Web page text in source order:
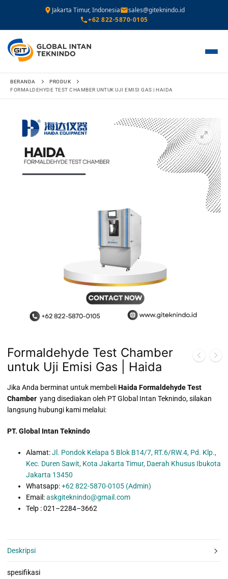
Jakarta Timur, Indonesia
sales@giteknindo.id
+62 822-5870-0105
Lompat
BERANDA
PRODUK
FORMALDEHYDE TEST CHAMBER UNTUK UJI EMISI GAS | HAIDA
🔍
Formaldehyde Test Chamber
untuk Uji Emisi Gas | Haida
Jika Anda berminat untuk membeliHaida Formaldehyde Test
Chamber yang disediakan oleh PT Global Intan Teknindo, silakan
langsung hubungi kami melalui:
PT. Global Intan Teknindo
Alamat:Jl. Pondok Kelapa 5 Blok B14/7, RT.6/RW.4, Pd. Klp.,
Kec. Duren Sawit, Kota Jakarta Timur, Daerah Khusus Ibukota
Jakarta 13450
Whatsapp: +62 822-5870-0105 (Admin)
Email:askgiteknindo@gmail.com
Telp : 021–2284–3662
Deskripsi
spesifikasi